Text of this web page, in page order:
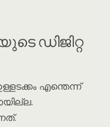
ഡിജിറ്റ
എന്തെന്ന്